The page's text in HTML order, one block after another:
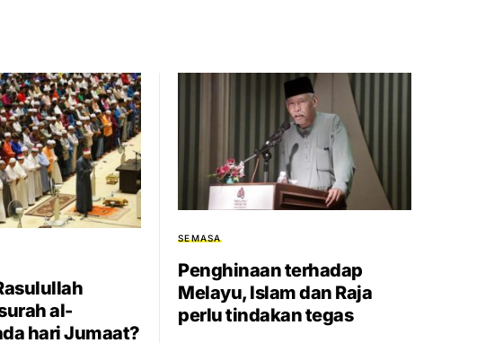
al-
hari Jumaat?
SEMASA
Penghinaan terhadap
Melayu, Islam dan Raja
perlu tindakan tegas